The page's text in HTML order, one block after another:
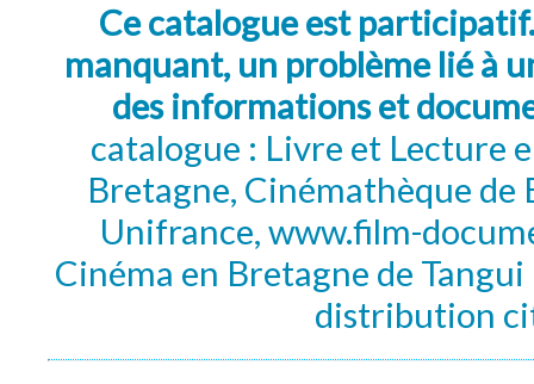
Ce catalogue est
manquant, un problème lié à
des informations et
catalogue : Livre et Lecture
Bretagne, Cinémathèque de
Unifrance, www.film-
Cinéma en Bretagne de
distribution